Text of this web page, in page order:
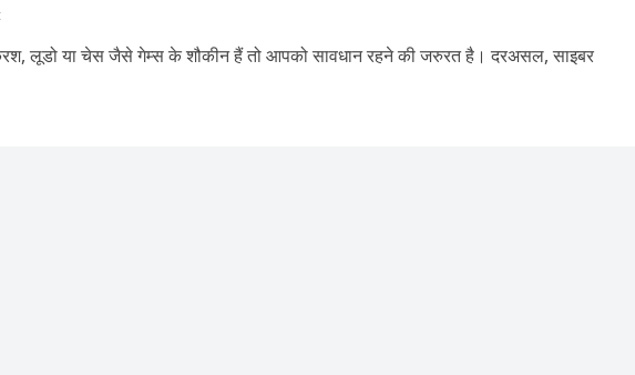
लूडो या चेस जैसे गेम्‍स के शौकीन हैं तो आपको सावधान रहने की जरुरत है। दरअसल, साइबर